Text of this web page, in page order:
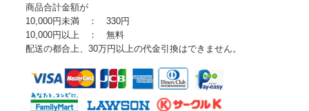
商品合計金額が
10,000円未満 ： 330円
10,000円以上 ： 無料
配送の都合上、30万円以上の代金引換はできません。